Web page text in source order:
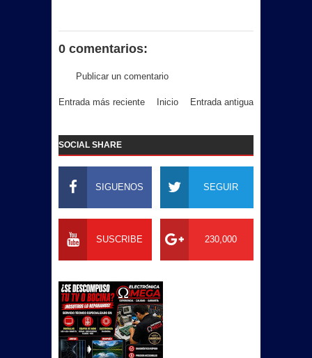
0 comentarios:
Publicar un comentario
Entrada más reciente Entrada antigua
Inicio
SOCIAL SHARE
SIGUENOS SEGUIR
SUSCRIBE 230,000